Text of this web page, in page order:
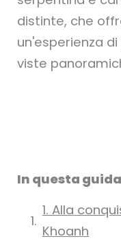
distinte, che
un'esperienza
viste
In questa
1. Alla
Khoanh